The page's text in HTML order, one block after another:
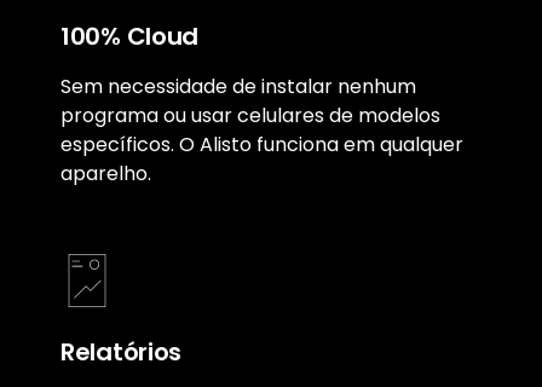
100% Cloud
Sem necessidade de instalar nenhum
programa ou usar celulares de modelos
específicos. O Alisto funciona em qualquer
aparelho.
Relatórios